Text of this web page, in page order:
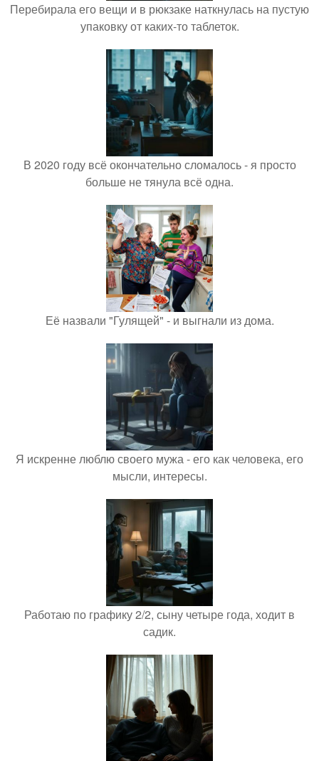
Перебирала его вещи и в рюкзаке наткнулась на пустую
упаковку от каких-то таблеток.
В 2020 году всё окончательно сломалось - я просто
больше не тянула всё одна.
Её назвали "Гулящей" - и выгнали из дома.
Я искренне люблю своего мужа - его как человека, его
мысли, интересы.
Работаю по графику 2/2, сыну четыре года, ходит в
садик.